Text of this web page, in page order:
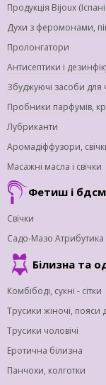
Продукція Bijoux
Духи з феромонами,
Пролонгатори
Антисептики і
Збуджуючі засоби для
Пробники парфумів,
Лубриканти
Аромадіффузори,
Масажні масла і свічки
Фетиш і бдсм
Свічки
Садо-Мазо Атрибутика
Білизна та
Комбібоді, сукні - сітки
Трусики жіночі, пояси
Трусики чоловічі
Еротична білизна
Панчохи, колготки